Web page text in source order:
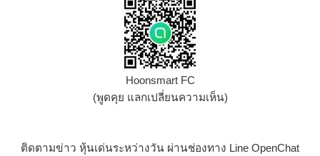
Hoonsmart FC
(พูดคุย แลกเปลี่ยนความเห็น)
ติดตามข่าว หุ้นเด่นระหว่างวัน ผ่านช่องทาง Line OpenChat